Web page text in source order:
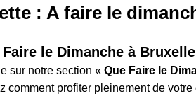
Activités pour Geek à
Bruxelles
Avec enfants à Bruxelles
🏆 Best of Shopping
Magasins de Bouche
Faire du shopping à
👪
❤️
: A faire le
Faire le Dimanche à
sur notre section « Que Faire le
comment profiter pleinement de